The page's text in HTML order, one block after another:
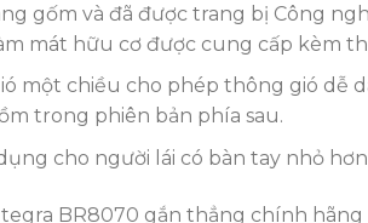
gốm và đã được trang bị Công
mát hữu cơ được cung cấp kèm
một chiều cho phép thông gió
trong phiên bản phía sau.
cho người lái có bàn tay nhỏ